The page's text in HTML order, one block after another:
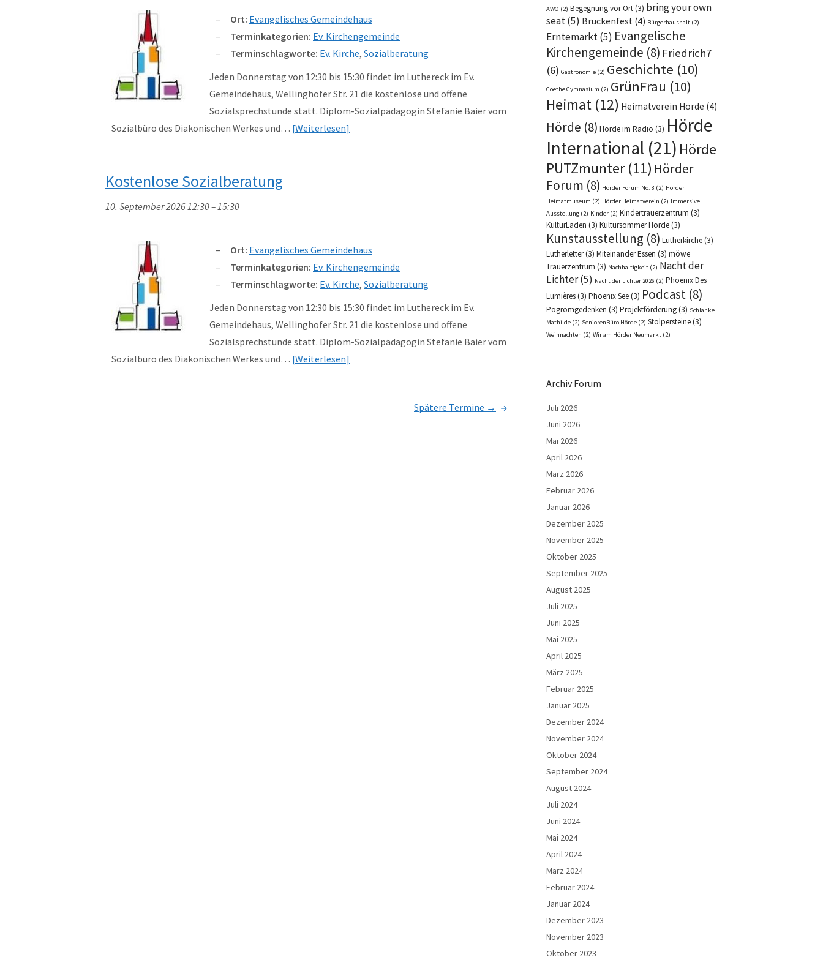
Ort: Evangelisches Gemeindehaus
Terminkategorien: Ev. Kirchengemeinde
Terminschlagworte: Ev. Kirche, Sozialberatung
Jeden Donnerstag von 12:30 bis 15:30 findet im Luthereck im Ev.
Gemeindehaus, Wellinghofer Str. 21 die kostenlose und offene
Sozialsprechstunde statt. Diplom-Sozialpädagogin Stefanie Baier vom
Sozialbüro des Diakonischen Werkes und… Weiterlesen
Kostenlose Sozialberatung
10. September 2026 12:30– 15:30
Ort: Evangelisches Gemeindehaus
Terminkategorien: Ev. Kirchengemeinde
Terminschlagworte: Ev. Kirche, Sozialberatung
Jeden Donnerstag von 12:30 bis 15:30 findet im Luthereck im Ev.
Gemeindehaus, Wellinghofer Str. 21 die kostenlose und offene
Sozialsprechstunde statt. Diplom-Sozialpädagogin Stefanie Baier vom
Sozialbüro des Diakonischen Werkes und… Weiterlesen
Spätere Termine →
AWO (2) Begegnung vor Ort(3) bring your own
seat(5) Brückenfest (4) Bürgerhaushalt (2)
Erntemarkt(5) Evangelische
Kirchengemeinde (8) Friedrich7
(6) Gastronomie (2) Geschichte (10)
Goethe Gymnasium (2) GrünFrau (10)
Heimat (12) Heimatverein Hörde (4)
Hörde (8) Hörde im Radio (3) Hörde
International (21) Hörde
PUTZmunter(11) Hörder
Forum (8) Hörder Forum No. 8 (2) Hörder
Heimatmuseum (2) Hörder Heimatverein (2) Immersive
Ausstellung (2) Kinder (2) Kindertrauerzentrum (3)
KulturLaden (3) Kultursommer Hörde(3)
Kunstausstellung (8) Lutherkirche(3)
Lutherletter(3) Miteinander Essen (3) möwe
Trauerzentrum (3) Nachhaltigkeit (2) Nacht der
Lichter(5) Nacht der Lichter 2026 (2) Phoenix Des
Lumières(3) Phoenix See(3) Podcast (8)
Pogromgedenken (3) Projektförderung(3) Schlanke
Mathilde (2) SeniorenBüro Hörde (2) Stolpersteine(3)
Weihnachten (2) Wir am Hörder Neumarkt (2)
Archiv Forum
Juli 2026
Juni 2026
Mai 2026
April 2026
März 2026
Februar 2026
Januar 2026
Dezember 2025
November 2025
Oktober 2025
September 2025
August 2025
Juli 2025
Juni 2025
Mai 2025
April 2025
März 2025
Februar 2025
Januar 2025
Dezember 2024
November 2024
Oktober 2024
September 2024
August 2024
Juli 2024
Juni 2024
Mai 2024
April 2024
März 2024
Februar 2024
Januar 2024
Dezember 2023
November 2023
Oktober 2023